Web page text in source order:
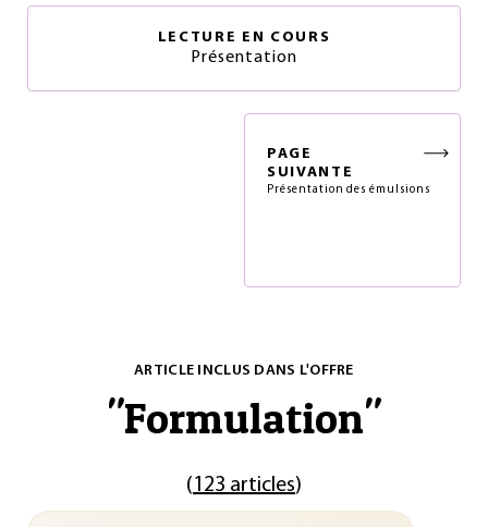
LECTURE EN COURS
Présentation
PAGE
SUIVANTE
Présentation des émulsions
ARTICLE INCLUS DANS L'OFFRE
"Formulation"
(123 articles)